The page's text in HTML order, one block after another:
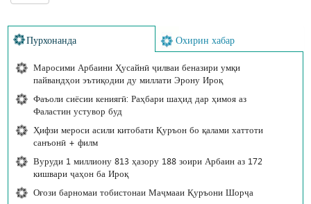
Пурхонанда Охирин хабар
Маросими Арбаини Ҳусайнӣ ҷилваи беназири умқи
пайвандҳои эътиқодии ду миллати Эрону Ироқ
Фаъоли сиёсии кениягӣ: Раҳбари шаҳид дар ҳимоя аз
Фаластин устувор буд
Ҳифзи мероси асили китобати Қуръон бо қалами хаттоти
санъонӣ + филм
Вуруди 1 миллиону 813 ҳазору 188 зоири Арбаин аз 172
кишвари ҷаҳон ба Ироқ
Оғози барномаи тобистонаи Маҷмааи Қуръони Шорҷа